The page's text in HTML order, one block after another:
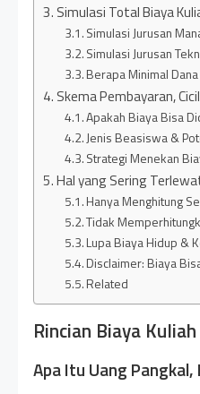
Simulasi Total Biaya
Simulasi Jurusan
Simulasi Jurusan
Berapa Minimal
Skema Pembayaran,
Apakah Biaya Bisa
Jenis Beasiswa &
Strategi Menekan
Hal yang Sering
Hanya Menghitung
Tidak
Lupa Biaya Hidup &
Disclaimer: Biaya
Related
Rincian Biaya
Apa Itu Uang Pangkal,